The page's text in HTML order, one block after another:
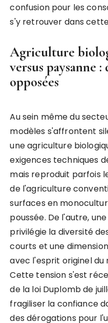
confusion pour les
s'y retrouver dans
Agriculture
versus paysanne
opposées
Au sein même du
modèles s'affrontent
une agriculture
exigences techniques
mais reproduit parfois
de l'agriculture
surfaces en
poussée. De l'autre,
privilégie la diversité
courts et une
avec l'esprit originel du
Cette tension s'est
de la loi Duplomb de
fragiliser la confiance
des dérogations pour